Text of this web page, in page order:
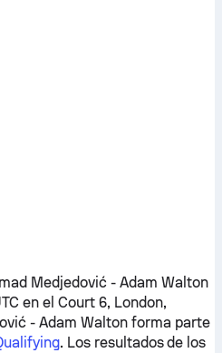
Medjedović- Adam Walton
en el Court 6, London,
-Adam Waltonforma parte
. Los resultados de los